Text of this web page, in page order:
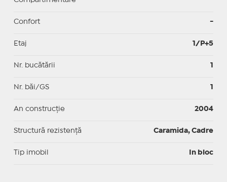
Confort -
Etaj 1/P+5
Nr. bucătării 1
Nr. băi/GS 1
An construcție 2004
Structură rezistență Caramida, Cadre
Tip imobil In bloc